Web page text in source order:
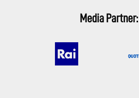
Media Partner: